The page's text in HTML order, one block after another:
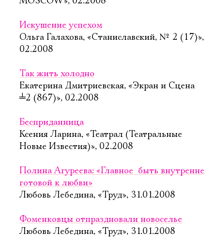
Искушение успехом
Ольга Галахова, «Станиславский, № 2 (17)»,
02.2008
Так жить холодно
Екатерина Дмитриевская, «Экран и Сцена
╧2 (867)», 02.2008
Бесприданница
Ксения Ларина, «Театрал (Театральные
Новые Известия)», 02.2008
Полина Агуреева: «Главное  быть внутренне
готовой к любви»
Любовь Лебедина, «Труд», 31.01.2008
Фоменковцы отпраздновали новоселье
Любовь Лебедина, «Труд», 31.01.2008